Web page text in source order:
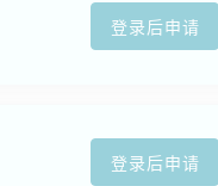
登录后申请
登录后申请